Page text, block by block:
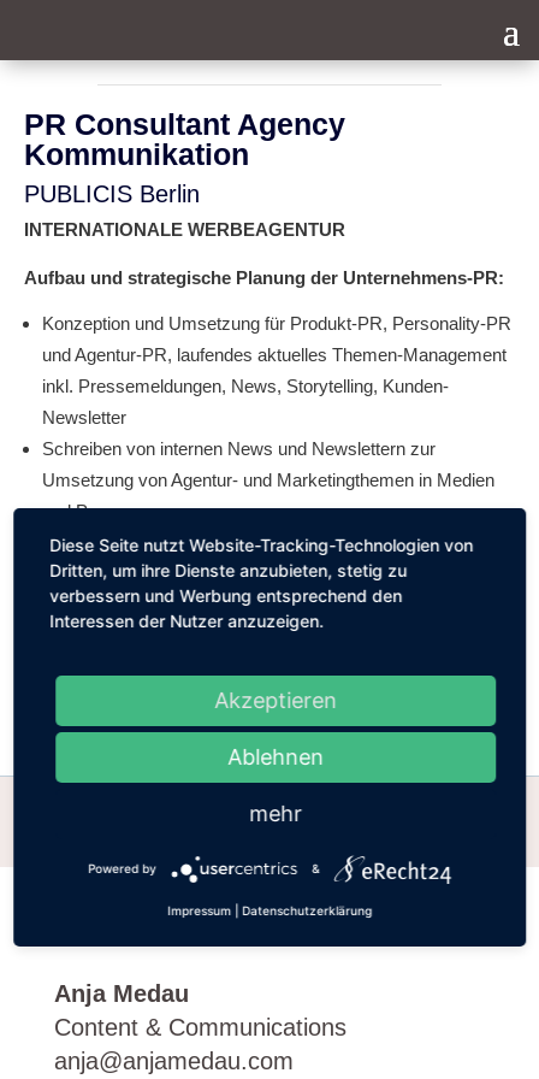
PR Consultant Agency
Kommunikation
PUBLICIS Berlin
INTERNATIONALE WERBEAGENTUR
Aufbau und strategische Planung der Unternehmens-PR:
Konzeption und Umsetzung für Produkt-PR, Personality-PR
und Agentur-PR, laufendes aktuelles Themen-Management
inkl. Pressemeldungen, News, Storytelling, Kunden-
Newsletter
Schreiben von internen News und Newslettern zur
Umsetzung von Agentur- und Marketingthemen in Medien
und Presse,
Organisation von Pressekonferenzen und Reden
Positionierung des CEO in relevanten Publikationen, Radio,
TV, als Key Speaker bei Konferenzen
Direkte Berichterstattung an den CEO
HOME
Anja Medau
Content & Communications
anja@anjamedau.com
Diese Seite nutzt Website-Tracking-Technologien von
Dritten, um ihre Dienste anzubieten, stetig zu
verbessern und Werbung entsprechend den
Interessen der Nutzer anzuzeigen.
Akzeptieren
Ablehnen
mehr
Powered by &
Impressum Datenschutzerklärung